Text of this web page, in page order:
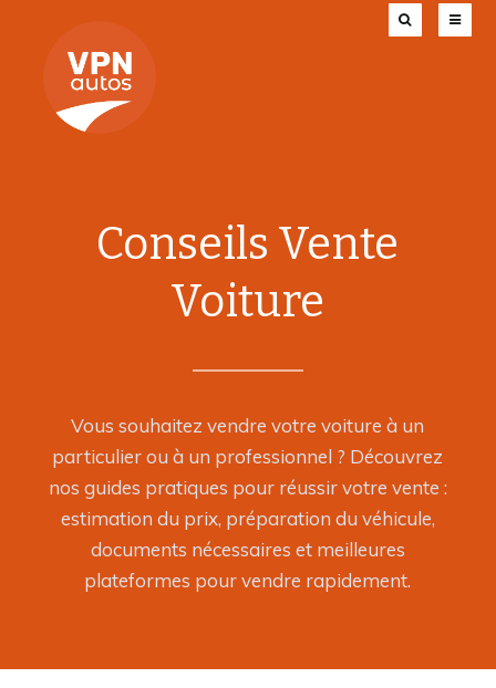
Conseils Vente
Voiture
Vous souhaitez vendre votre voiture à un
particulier ou à un professionnel ? Découvrez
nos guides pratiques pour réussir votre vente :
estimation du prix, préparation du véhicule,
documents nécessaires et meilleures
plateformes pour vendre rapidement.